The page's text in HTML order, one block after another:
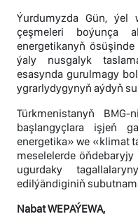
Ýurdumyzda Gün, ýel
çeşmeleri boýunça
energetikanyň
ýaly nusgalyk
esasynda gurulmagy
ygrarlydygynyň aýdyň
Türkmenistanyň
başlangyçlara işjeň
energetika» we «klimat
meselelerde
ugurdaky
edilýändiginiň
Nabat WEPAÝEWA,